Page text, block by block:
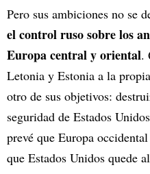
Pero sus ambiciones no se
el control ruso sobre los
Europa central y oriental.
Letonia y Estonia a la
otro de sus objetivos:
seguridad de Estados
prevé que Europa
que Estados Unidos quede